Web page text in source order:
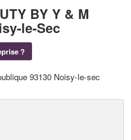
BY Y & M
le-Sec
?
93130 Noisy-le-sec